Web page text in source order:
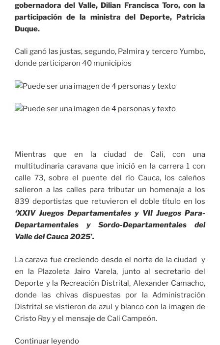
gobernadora del Valle, Dilian Francisca Toro, con la
participación de la ministra del Deporte, Patricia
Duque.
Cali ganó las justas, segundo, Palmira y tercero Yumbo,
donde participaron 40 municipios
Mientras que en la ciudad de Cali, con una
multitudinaria caravana que inició en la carrera 1 con
calle 73, sobre el puente del río Cauca, los caleños
salieron a las calles para tributar un homenaje a los
839 deportistas que retuvieron el doble título en los
‘XXIV Juegos Departamentales y VII Juegos Para-
Departamentales y Sordo-Departamentales del
Valle del Cauca 2025’.
La carava fue creciendo desde el norte de la ciudad y
en la Plazoleta Jairo Varela, junto al secretario del
Deporte y la Recreación Distrital, Alexander Camacho,
donde las chivas dispuestas por la Administración
Distrital se vistieron de azul y blanco con la imagen de
Cristo Rey y el mensaje de Cali Campeón.
Continuar leyendo«Cali